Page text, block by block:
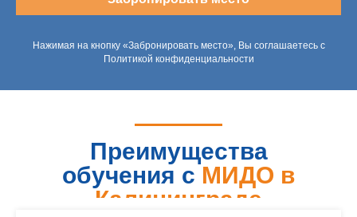
Нажимая на кнопку «Забронировать место», Вы соглашаетесь с
Политикой конфиденциальности
Преимущества
обучения с МИДО в
Калининграде